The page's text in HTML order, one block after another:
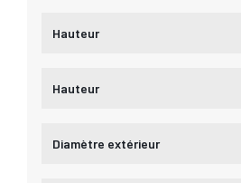
Hauteur
Hauteur
Diamètre extérieur